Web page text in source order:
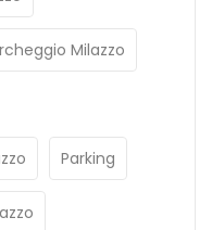
Milazzo
Parking